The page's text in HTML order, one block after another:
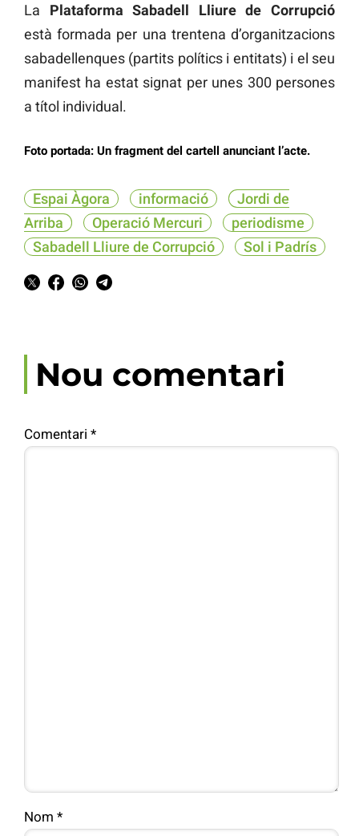
La Plataforma Sabadell Lliure de Corrupció
està formada per una trentena d’organitzacions
sabadellenques (partits polítics i entitats) i el seu
manifest ha estat signat per unes 300 persones
a títol individual.
Foto portada: Un fragment del cartell anunciant l’acte.
Espai Àgora informació
Jordi de
Arriba
Operació Mercuri
periodisme
Sabadell Lliure de Corrupció
Sol i Padrís
Nou comentari
Comentari *
Nom *